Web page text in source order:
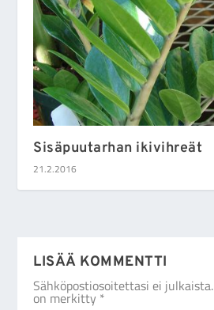
Sisäpuutarhan ikivihreät
21.2.2016
LISÄÄ KOMMENTTI
Sähköpostiosoitettasi ei julkaista.
on merkitty *